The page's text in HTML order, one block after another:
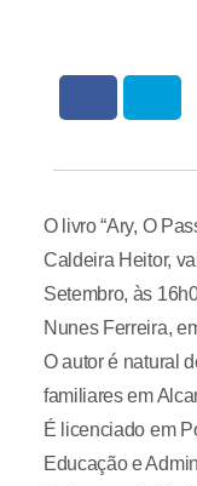
O livro “Ary, O
Caldeira Heitor,
Setembro, às
Nunes Ferreira,
O autor é natural
familiares em
É licenciado em
Educação e